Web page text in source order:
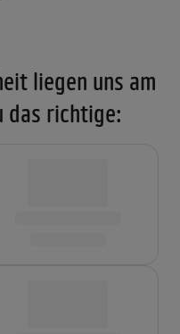
liegen uns am
das richtige: